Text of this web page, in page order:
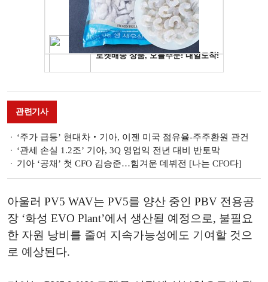
관련기사
‘주가 급등’ 현대차‧기아, 이젠 미국 점유율-주주환원 관건
‘관세 손실 1.2조’ 기아, 3Q 영업익 전년 대비 반토막
기아 ‘공채’ 첫 CFO 김승준…힘겨운 데뷔전 [나는 CFO다]
아울러 PV5 WAV는 PV5를 양산 중인 PBV 전용공
장 ‘화성 EVO Plant’에서 생산될 예정으로, 불필요
한 자원 낭비를 줄여 지속가능성에도 기여할 것으
로 예상된다.